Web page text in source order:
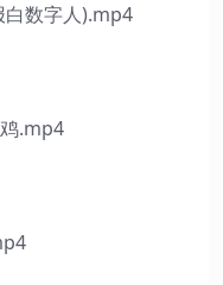
白数字人).mp4
.mp4